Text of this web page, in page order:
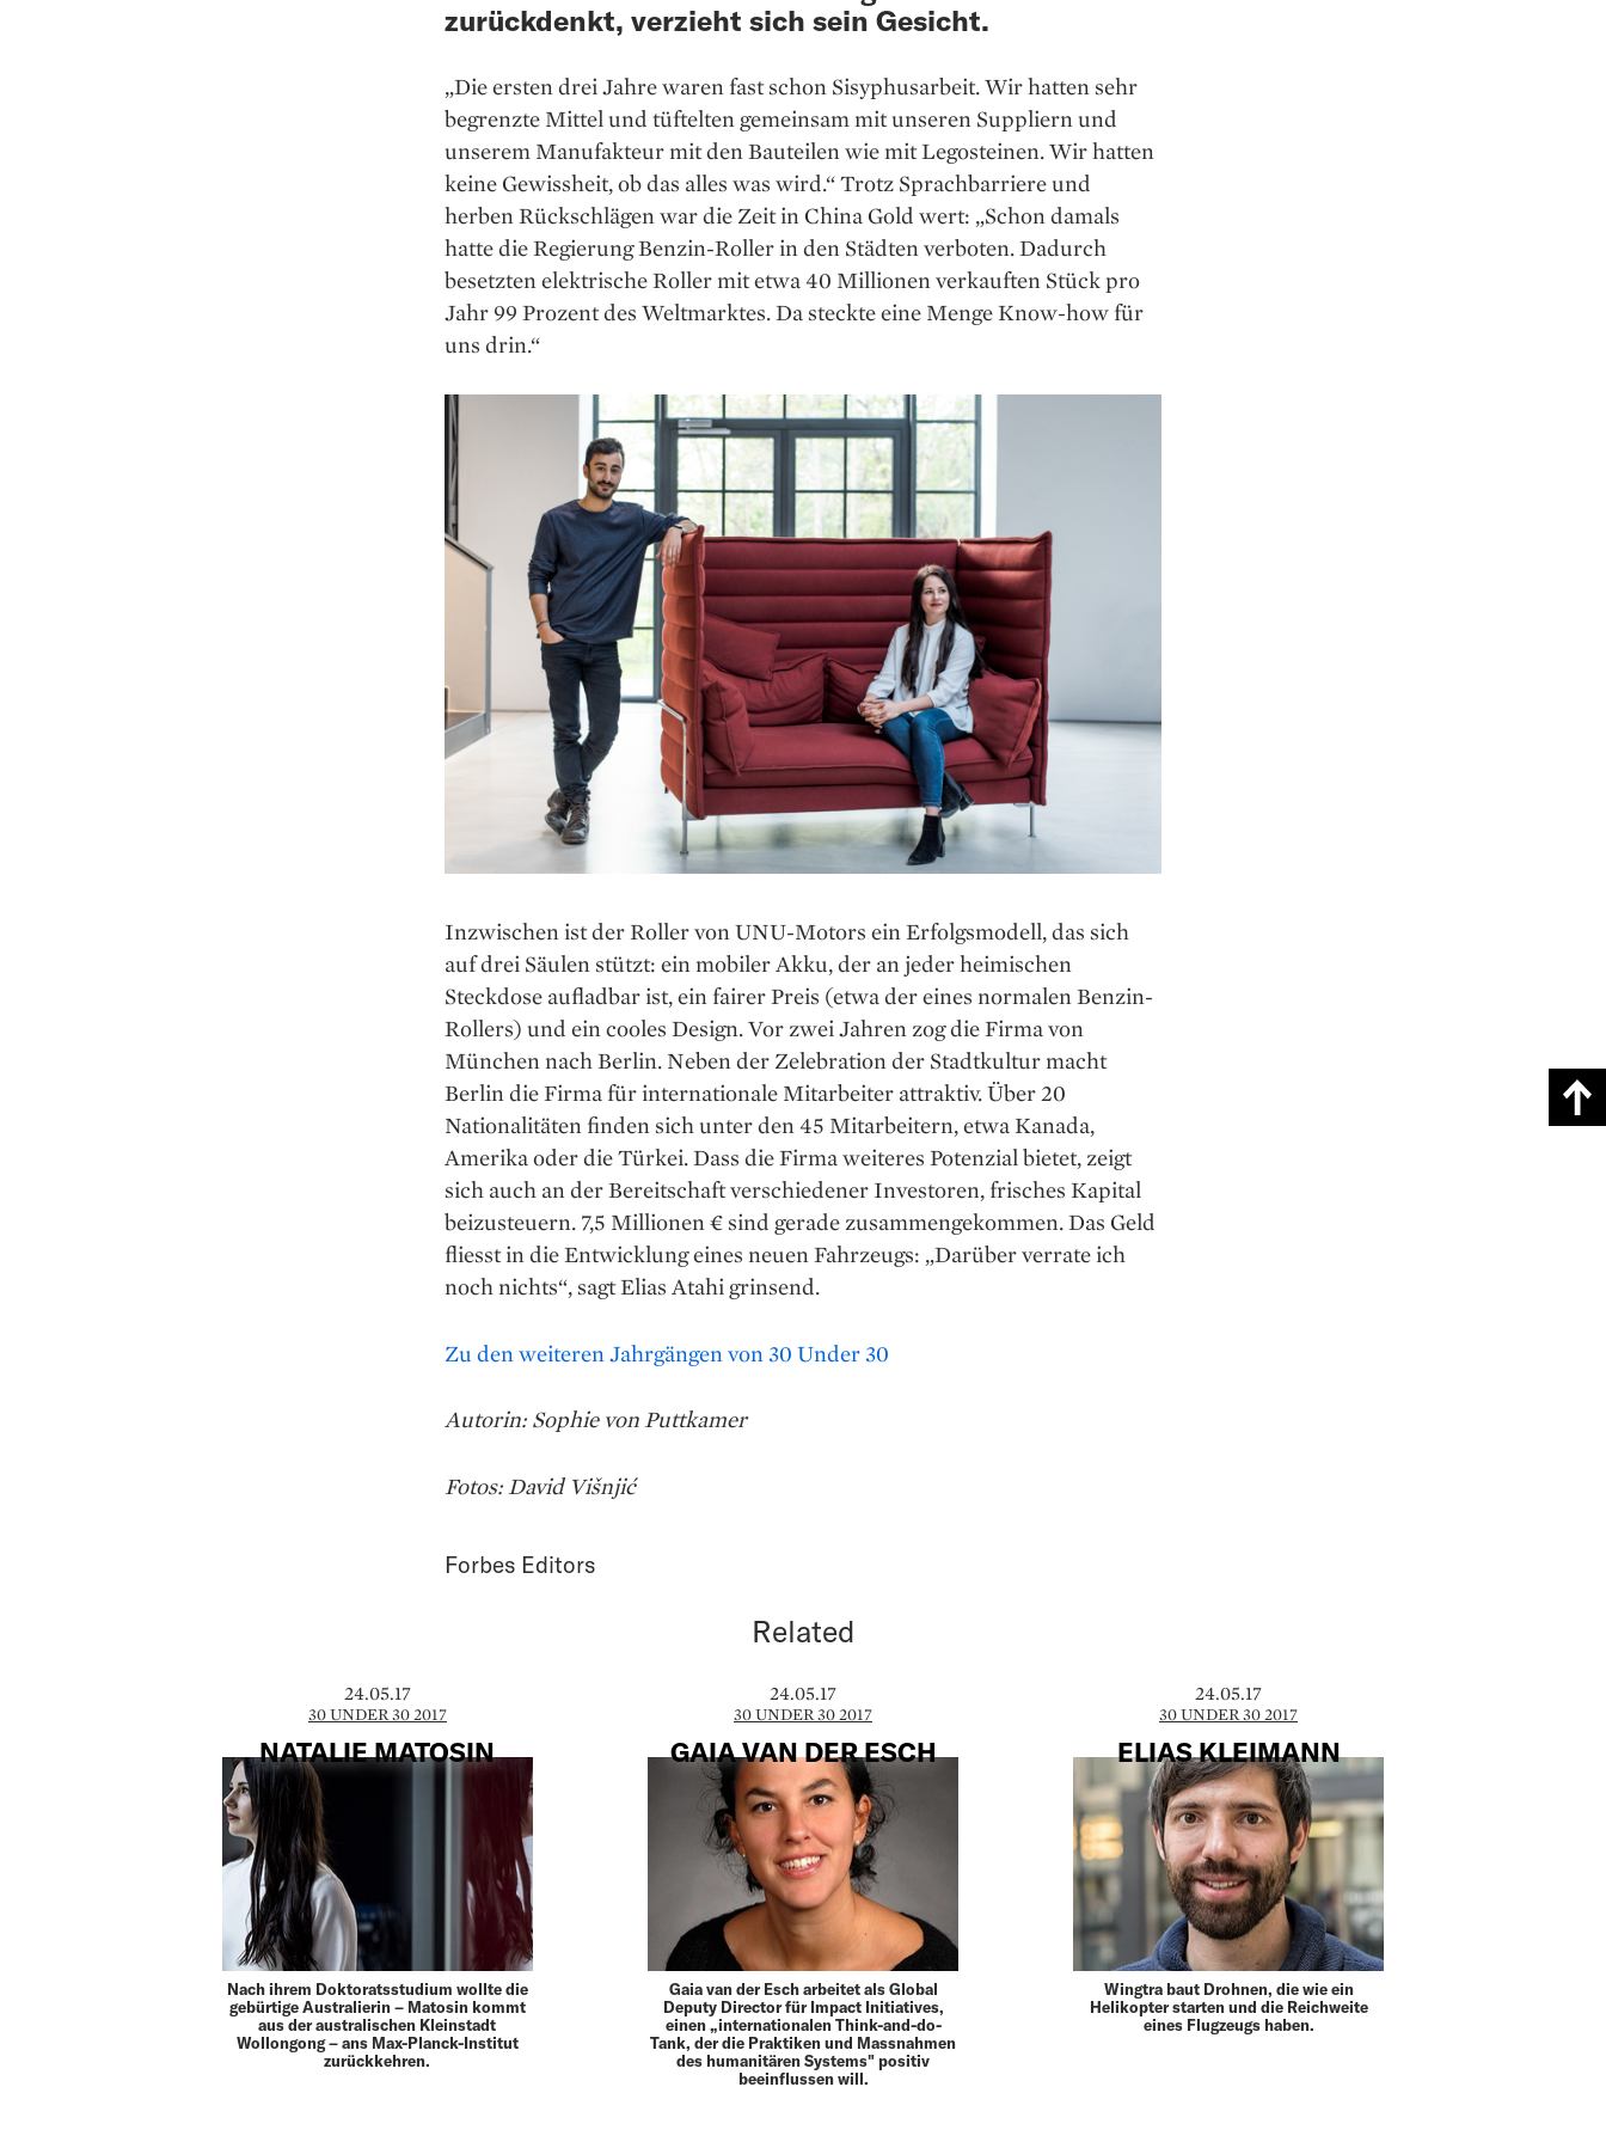
zurückdenkt, verzieht sich sein Gesicht.
„Die ersten drei Jahre waren fast schon Sisyphusarbeit. Wir hatten sehr
begrenzte Mittel und tüftelten gemeinsam mit unseren Suppliern und
unserem Manufakteur mit den Bauteilen wie mit Legosteinen. Wir hatten
keine Gewissheit, ob das alles was wird.“ Trotz Sprachbarriere und
herben Rückschlägen war die Zeit in China Gold wert: „Schon damals
hatte die Regierung Benzin-Roller in den Städten verboten. Dadurch
besetzten elektrische Roller mit etwa 40 Millionen verkauften Stück pro
Jahr 99 Prozent des Weltmarktes. Da steckte eine Menge Know-how für
uns drin.“
Inzwischen ist der Roller von UNU-Motors ein Erfolgsmodell, das sich
auf drei Säulen stützt: ein mobiler Akku, der an jeder heimischen
Steckdose aufladbar ist, ein fairer Preis (etwa der eines normalen Benzin-
Rollers) und ein cooles Design. Vor zwei Jahren zog die Firma von
München nach Berlin. Neben der Zelebration der Stadtkultur macht
Berlin die Firma für internationale Mitarbeiter attraktiv. Über 20
Nationalitäten finden sich unter den 45 Mitarbeitern, etwa Kanada,
Amerika oder die Türkei. Dass die Firma weiteres Potenzial bietet, zeigt
sich auch an der Bereitschaft verschiedener Investoren, frisches Kapital
beizusteuern. 7,5 Millionen € sind gerade zusammengekommen. Das Geld
fliesst in die Entwicklung eines neuen Fahrzeugs: „Darüber verrate ich
noch nichts“, sagt Elias Atahi grinsend.
Zu den weiteren Jahrgängen von 30 Under 30
Autorin: Sophie von Puttkamer
Fotos: David Višnjić
Forbes Editors
Related
24.05.17
30 UNDER 30 2017
NATALIE MATOSIN
Nach ihrem Doktoratsstudium wollte die
gebürtige Australierin – Matosin kommt
aus der australischen Kleinstadt
Wollongong – ans Max-Planck-Institut
zurückkehren.
24.05.17
30 UNDER 30 2017
GAIA VAN DER ESCH
Gaia van der Esch arbeitet als Global
Deputy Director für Impact Initiatives,
einen „internationalen Think-and-do-
Tank, der die Praktiken und Massnahmen
des humanitären Systems" positiv
beeinflussen will.
24.05.17
30 UNDER 30 2017
ELIAS KLEIMANN
Wingtra baut Drohnen, die wie ein
Helikopter starten und die Reichweite
eines Flugzeugs haben.